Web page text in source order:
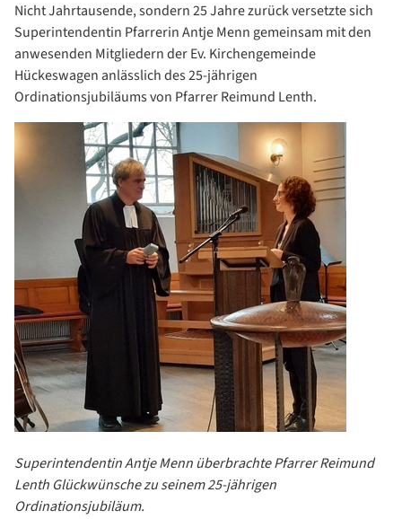
Nicht Jahrtausende, sondern 25 Jahre zurück versetzte sich
Superintendentin Pfarrerin Antje Menn gemeinsam mit den
anwesenden Mitgliedern der Ev. Kirchengemeinde
Hückeswagen anlässlich des 25-jährigen
Ordinationsjubiläums von Pfarrer Reimund Lenth.
Superintendentin Antje Menn überbrachte Pfarrer Reimund
Lenth Glückwünsche zu seinem 25-jährigen
Ordinationsjubiläum.